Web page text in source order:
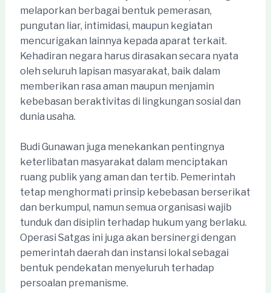
melaporkan berbagai bentuk pemerasan,
pungutan liar, intimidasi, maupun kegiatan
mencurigakan lainnya kepada aparat terkait.
Kehadiran negara harus dirasakan secara nyata
oleh seluruh lapisan masyarakat, baik dalam
memberikan rasa aman maupun menjamin
kebebasan beraktivitas di lingkungan sosial dan
dunia usaha.
Budi Gunawan juga menekankan pentingnya
keterlibatan masyarakat dalam menciptakan
ruang publik yang aman dan tertib. Pemerintah
tetap menghormati prinsip kebebasan berserikat
dan berkumpul, namun semua organisasi wajib
tunduk dan disiplin terhadap hukum yang berlaku.
Operasi Satgas ini juga akan bersinergi dengan
pemerintah daerah dan instansi lokal sebagai
bentuk pendekatan menyeluruh terhadap
persoalan premanisme.